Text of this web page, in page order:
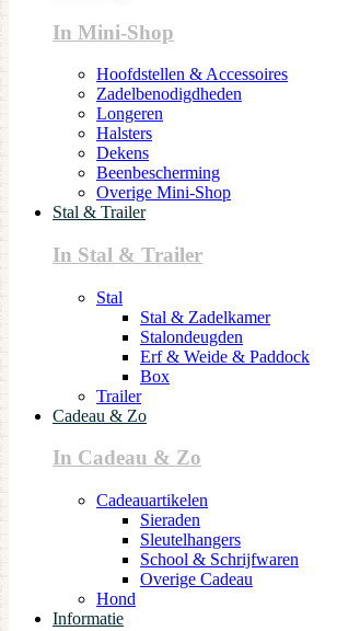
In Mini-Shop
Hoofdstellen & Accessoires
Zadelbenodigdheden
Longeren
Halsters
Dekens
Beenbescherming
Overige Mini-Shop
Stal & Trailer
In Stal & Trailer
Stal
Stal & Zadelkamer
Stalondeugden
Erf & Weide & Paddock
Box
Trailer
Cadeau & Zo
In Cadeau & Zo
Cadeauartikelen
Sieraden
Sleutelhangers
School & Schrijfwaren
Overige Cadeau
Hond
Informatie